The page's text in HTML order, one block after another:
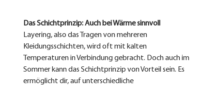
Das Schichtprinzip: Auch bei Wärme sinnvoll
Layering, also das Tragen von mehreren
Kleidungsschichten, wird oft mit kalten
Temperaturen in Verbindung gebracht. Doch auch im
Sommer kann das Schichtprinzip von Vorteil sein. Es
ermöglicht dir, auf unterschiedliche